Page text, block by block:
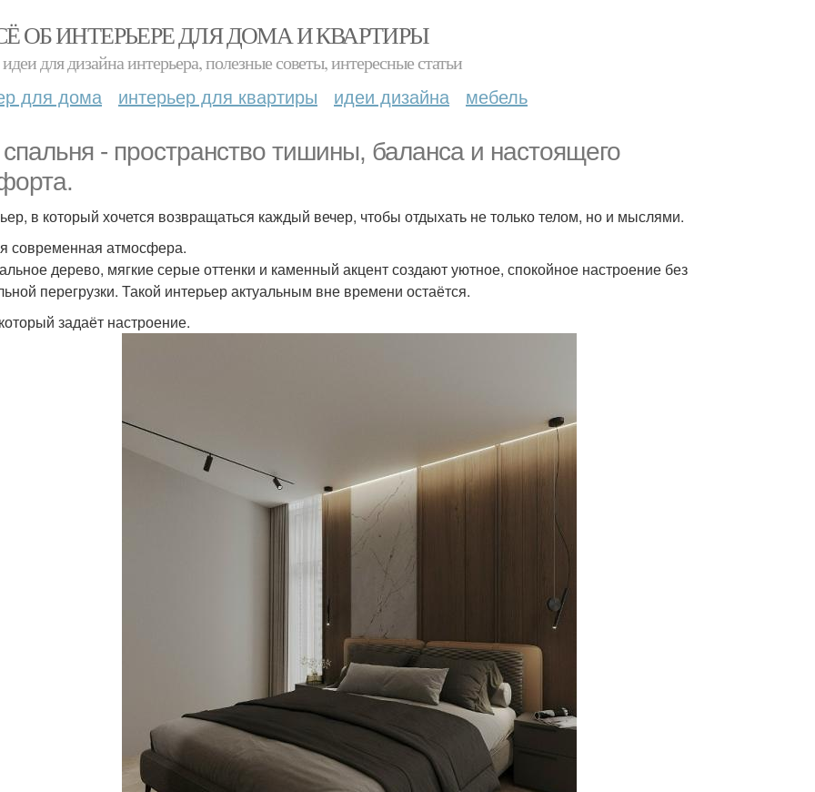
ОБ ИНТЕРЬЕРЕ ДЛЯ ДОМА И КВАРТИРЫ
для дизайна интерьера, полезные советы, интересные статьи
для дома интерьер для квартиры идеи дизайна мебель
- пространство тишины, баланса и настоящего
в который хочется возвращаться каждый вечер, чтобы отдыхать не только телом, но и мыслями.
современная атмосфера.
дерево, мягкие серые оттенки и каменный акцент создают уютное, спокойное настроение без
перегрузки. Такой интерьер актуальным вне времени остаётся.
задаёт настроение.